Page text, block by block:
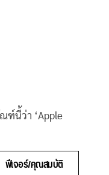
ฑ์นี้ว่า ‘Apple
ฟีเจอร์/คุณสมบัติ